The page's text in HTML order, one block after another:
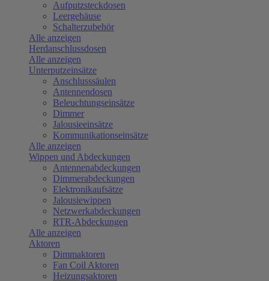
Aufputzsteckdosen
Leergehäuse
Schalterzubehör
Alle anzeigen
Herdanschlussdosen
Alle anzeigen
Unterputzeinsätze
Anschlusssäulen
Antennendosen
Beleuchtungseinsätze
Dimmer
Jalousieeinsätze
Kommunikationseinsätze
Alle anzeigen
Wippen und Abdeckungen
Antennenabdeckungen
Dimmerabdeckungen
Elektronikaufsätze
Jalousiewippen
Netzwerkabdeckungen
RTR-Abdeckungen
Alle anzeigen
Aktoren
Dimmaktoren
Fan Coil Aktoren
Heizungsaktoren